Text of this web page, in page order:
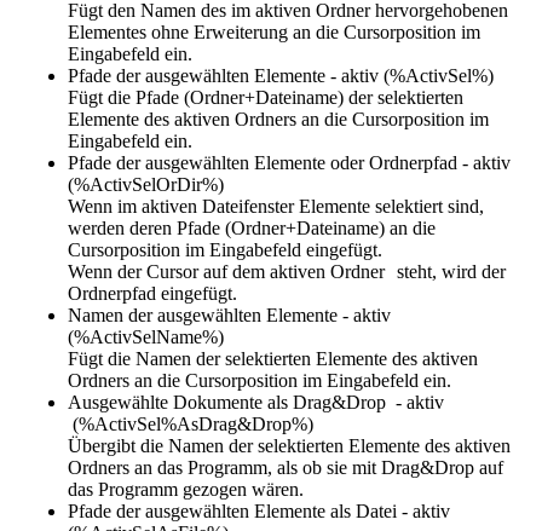
Fügt den Namen des im aktiven Ordner hervorgehobenen
Elementes ohne Erweiterung an die Cursorposition im
Eingabefeld ein.
Pfade der ausgewählten Elemente - aktiv (%ActivSel%)
Fügt die Pfade (Ordner+Dateiname) der selektierten
Elemente des aktiven Ordners an die Cursorposition im
Eingabefeld ein.
Pfade der ausgewählten Elemente oder Ordnerpfad - aktiv
(%ActivSelOrDir%)
Wenn im aktiven Dateifenster Elemente selektiert sind,
werden deren Pfade (Ordner+Dateiname) an die
Cursorposition im Eingabefeld eingefügt.
Wenn der Cursor auf dem aktiven Ordner steht, wird der
Ordnerpfad eingefügt.
Namen der ausgewählten Elemente - aktiv
(%ActivSelName%)
Fügt die Namen der selektierten Elemente des aktiven
Ordners an die Cursorposition im Eingabefeld ein.
Ausgewählte Dokumente als Drag&Drop - aktiv
(%ActivSel%AsDrag&Drop%)
Übergibt die Namen der selektierten Elemente des aktiven
Ordners an das Programm, als ob sie mit Drag&Drop auf
das Programm gezogen wären.
Pfade der ausgewählten Elemente als Datei - aktiv